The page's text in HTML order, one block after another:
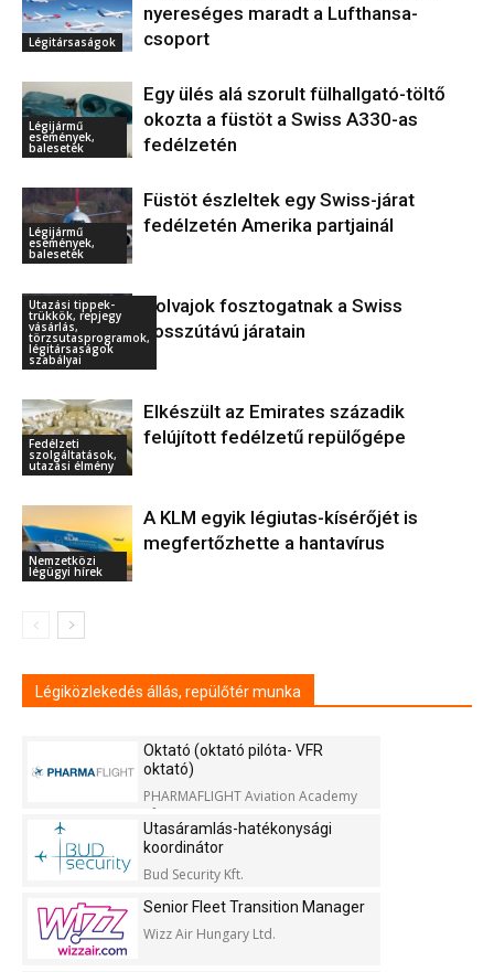
Légitársaságok
nyereséges maradt a Lufthansa-
csoport
Légijármű
események,
balesetek
Egy ülés alá szorult fülhallgató-töltő
okozta a füstöt a Swiss A330-as
fedélzetén
Légijármű
események,
balesetek
Füstöt észleltek egy Swiss-járat
fedélzetén Amerika partjainál
Utazási tippek-
trükkök, repjegy
vásárlás,
törzsutasprogramok,
légitársaságok
szabályai
Tolvajok fosztogatnak a Swiss
hosszútávú járatain
Fedélzeti
szolgáltatások,
utazási élmény
Elkészült az Emirates századik
felújított fedélzetű repülőgépe
Nemzetközi
légügyi hírek
A KLM egyik légiutas-kísérőjét is
megfertőzhette a hantavírus
Légiközlekedés állás, repülőtér munka
Oktató (oktató pilóta- VFR
oktató)
PHARMAFLIGHT Aviation Academy
Kft.
Utasáramlás-hatékonysági
koordinátor
Bud Security Kft.
Senior Fleet Transition Manager
Wizz Air Hungary Ltd.